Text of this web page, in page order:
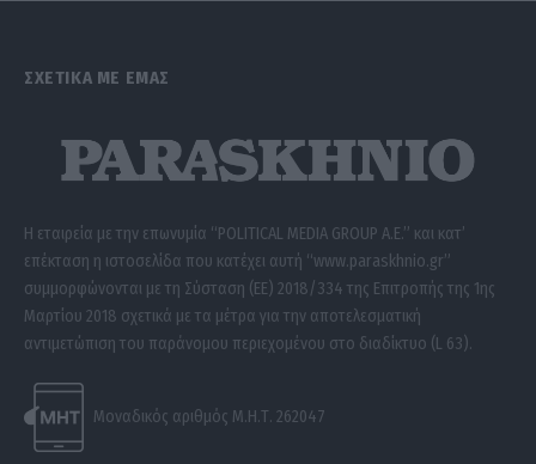
ΣΧΕΤΙΚΑ ΜΕ ΕΜΑΣ
Η εταιρεία με την επωνυμία “POLITICAL MEDIA GROUP A.E.” και κατ’
επέκταση η ιστοσελίδα που κατέχει αυτή “www.paraskhnio.gr”
συμμορφώνονται με τη Σύσταση (ΕΕ) 2018/334 της Επιτροπής της 1ης
Μαρτίου 2018 σχετικά με τα μέτρα για την αποτελεσματική
αντιμετώπιση του παράνομου περιεχομένου στο διαδίκτυο (L 63).
Μοναδικός αριθμός Μ.Η.Τ. 262047